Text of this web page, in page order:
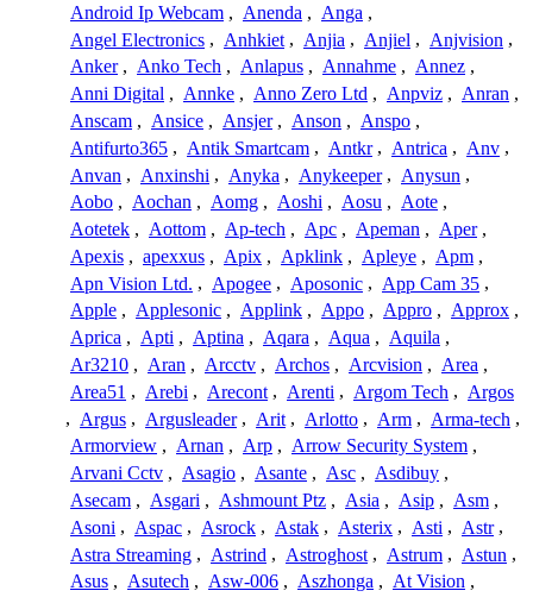
Android Ip Webcam , Anenda , Anga ,
Angel Electronics , Anhkiet , Anjia , Anjiel , Anjvision ,
Anker , Anko Tech , Anlapus , Annahme , Annez ,
Anni Digital , Annke , Anno Zero Ltd , Anpviz , Anran ,
Anscam , Ansice , Ansjer , Anson , Anspo ,
Antifurto365 , Antik Smartcam , Antkr , Antrica , Anv ,
Anvan , Anxinshi , Anyka , Anykeeper , Anysun ,
Aobo , Aochan , Aomg , Aoshi , Aosu , Aote ,
Aotetek , Aottom , Ap-tech , Apc , Apeman , Aper ,
Apexis , apexxus , Apix , Apklink , Apleye , Apm ,
Apn Vision Ltd. , Apogee , Aposonic , App Cam 35 ,
Apple , Applesonic , Applink , Appo , Appro , Approx ,
Aprica , Apti , Aptina , Aqara , Aqua , Aquila ,
Ar3210 , Aran , Arcctv , Archos , Arcvision , Area ,
Area51 , Arebi , Arecont , Arenti , Argom Tech , Argos
, Argus , Argusleader , Arit , Arlotto , Arm , Arma-tech ,
Armorview , Arnan , Arp , Arrow Security System ,
Arvani Cctv , Asagio , Asante , Asc , Asdibuy ,
Asecam , Asgari , Ashmount Ptz , Asia , Asip , Asm ,
Asoni , Aspac , Asrock , Astak , Asterix , Asti , Astr ,
Astra Streaming , Astrind , Astroghost , Astrum , Astun ,
Asus , Asutech , Asw-006 , Aszhonga , At Vision ,